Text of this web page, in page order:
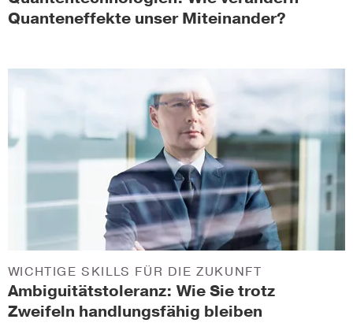
Quanteneffekte unser Miteinander?
Ambiguitätstoleranz: Wie Sie trotz
Zweifeln handlungsfähig bleiben
WICHTIGE SKILLS FÜR DIE ZUKUNFT